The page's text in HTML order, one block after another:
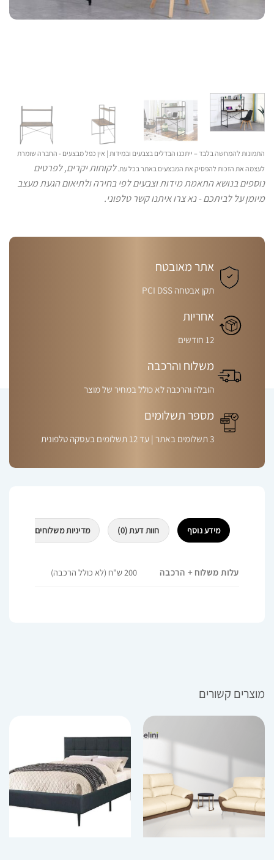
התמונות להמחשה בלבד – ייתכנו הבדלים בצבעים ובמידות | אין כפל מבצעים - החברה שומרת
לעצמה את הזכות להפסיק את המבצעים באתר בכל עת.לקוחות יקרים, לפרטים
נוספים בנושא התאמת מידות וצבעים לפי בחירה ולתיאום הגעת מעצב
מיומן על לביתכם - נא צרו איתנו קשר טלפוני.
אתר מאובטח
תקן אבטחה PCI DSS
אחריות
12 חודשים
משלוח והרכבה
הובלה והרכבה לא כולל במחיר של מוצר
מספר תשלומים
3 תשלומים באתר | עד 12 תשלומים בעסקה טלפונית
מידע נוסף חוות דעת (0) מדיניות משלוחים החזרות
עלות משלוח + הרכבה 200 ש"ח (לא כולל הרכבה)
מוצרים קשורים